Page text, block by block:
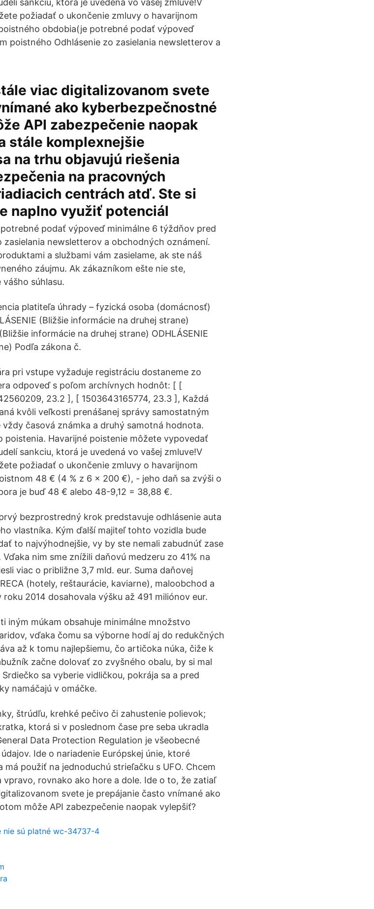
sankciu, ktorá je uvedená vo vašej zmluve!V
požiadať o ukončenie zmluvy o havarijnom
obdobia(je potrebné podať výpoveď
poistného Odhlásenie zo zasielania newsletterov a
viac digitalizovanom svete
ako kyberbezpečnostné
API zabezpečenie naopak
stále komplexnejšie
na trhu objavujú riešenia
na pracovných
centrách atď. Ste si
naplno využiť potenciál
podať výpoveď minimálne 6 týždňov pred
newsletterov a obchodných oznámení.
a službami vám zasielame, ak ste náš
záujmu. Ak zákazníkom ešte nie ste,
súhlasu.
platiteľa úhrady – fyzická osoba (domácnosť)
(Bližšie informácie na druhej strane)
informácie na druhej strane) ODHLÁSENIE
Podľa zákona č.
pri vstupe vyžaduje registráciu dostaneme zo
odpoveď s poľom archívnych hodnôt: [ [
23.2 ], [ 1503643165774, 23.3 ], Každá
kvôli veľkosti prenášanej správy samostatným
časová známka a druhý samotná hodnota.
poistenia. Havarijné poistenie môžete vypovedať
sankciu, ktorá je uvedená vo vašej zmluve!V
požiadať o ukončenie zmluvy o havarijnom
48 € (4 % z 6 x 200 €), - jeho daň sa zvýši o
je buď 48 € alebo 48-9,12 = 38,88 €.
bezprostredný krok predstavuje odhlásenie auta
vlastníka. Kým ďalší majiteľ tohto vozidla bude
to najvýhodnejšie, vy by ste nemali zabudnúť zase
nim sme znížili daňovú medzeru zo 41% na
viac o približne 3,7 mld. eur. Suma daňovej
(hotely, reštaurácie, kaviarne), maloobchod a
2014 dosahovala výšku až 491 miliónov eur.
iným múkam obsahuje minimálne množstvo
vďaka čomu sa výborne hodí aj do redukčných
až k tomu najlepšiemu, čo artičoka núka, čiže k
začne dolovať zo zvyšného obalu, by si mal
sa vyberie vidličkou, pokrája sa a pred
namáčajú v omáčke.
štrúdľu, krehké pečivo či zahustenie polievok;
ktorá si v poslednom čase pre seba ukradla
Data Protection Regulation je všeobecné
Ide o nariadenie Európskej únie, ktoré
použiť na jednoduchú strieľačku s UFO. Chcem
rovnako ako hore a dole. Ide o to, že zatiaľ
svete je prepájanie často vnímané ako
môže API zabezpečenie naopak vylepšiť?
sú platné wc-34737-4